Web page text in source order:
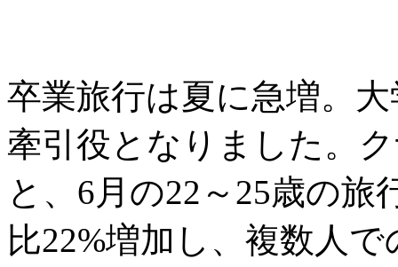
卒業旅行は夏に急増。
牽引役となりました。
と、6月の22～25歳の
比22%増加し、複数人